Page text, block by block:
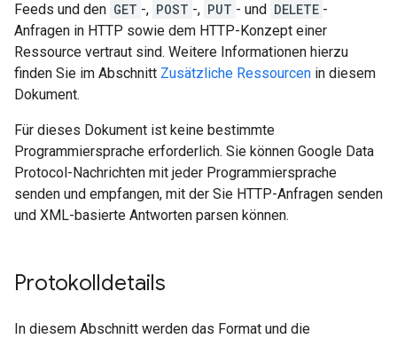
Feeds und den GET -, POST -, PUT - und DELETE -
Anfragen in HTTP sowie dem HTTP-Konzept einer
Ressource vertraut sind. Weitere Informationen hierzu
finden Sie im Abschnitt Zusätzliche Ressourcen in diesem
Dokument.
Für dieses Dokument ist keine bestimmte
Programmiersprache erforderlich. Sie können Google Data
Protocol-Nachrichten mit jeder Programmiersprache
senden und empfangen, mit der Sie HTTP-Anfragen senden
und XML-basierte Antworten parsen können.
Protokolldetails
In diesem Abschnitt werden das Format und die